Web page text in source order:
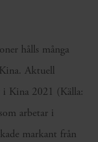
hålls många
Aktuell
i Kina 2021 (Källa:
arbetar i
markant från